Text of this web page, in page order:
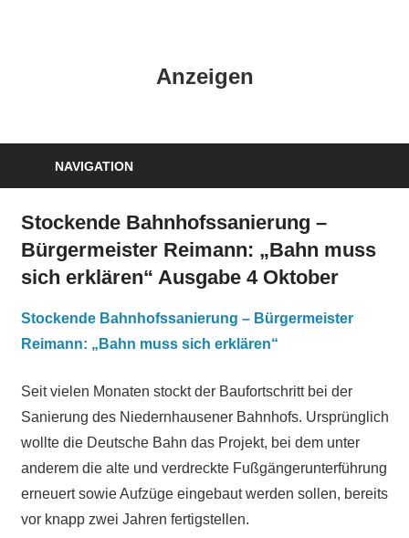
Anzeigen
NAVIGATION
Stockende Bahnhofssanierung –
Bürgermeister Reimann: „Bahn muss
sich erklären“ Ausgabe 4 Oktober
Stockende Bahnhofssanierung – Bürgermeister
Reimann: „Bahn muss sich erklären“
Seit vielen Monaten stockt der Baufortschritt bei der
Sanierung des Niedernhausener Bahnhofs. Ursprünglich
wollte die Deutsche Bahn das Projekt, bei dem unter
anderem die alte und verdreckte Fußgängerunterführung
erneuert sowie Aufzüge eingebaut werden sollen, bereits
vor knapp zwei Jahren fertigstellen.